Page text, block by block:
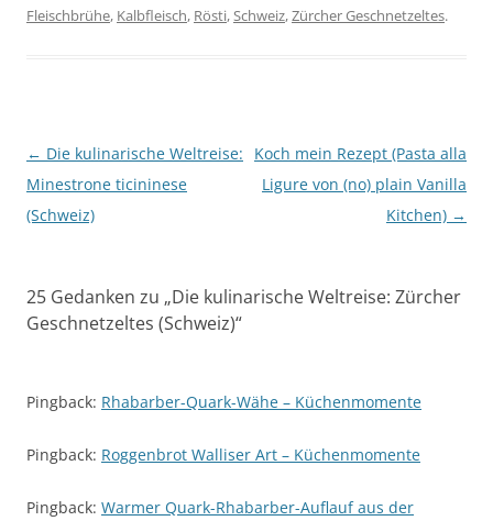
Fleischbrühe, Kalbfleisch, Rösti,Schweiz,Zürcher Geschnetzeltes.
Beitragsnavigation
← Die kulinarische Weltreise:
Minestrone ticininese
(Schweiz)
Koch mein Rezept (Pasta alla
Ligure von (no) plain Vanilla
Kitchen) →
25 Gedanken zu „Die kulinarische Weltreise: Zürcher
Geschnetzeltes (Schweiz)“
Pingback: Rhabarber-Quark-Wähe – Küchenmomente
Pingback: Roggenbrot Walliser Art – Küchenmomente
Pingback: Warmer Quark-Rhabarber-Auflauf aus der